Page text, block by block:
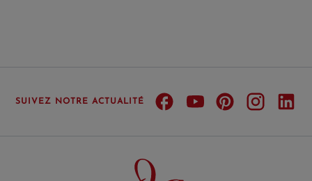
SUIVEZ NOTRE ACTUALITÉ